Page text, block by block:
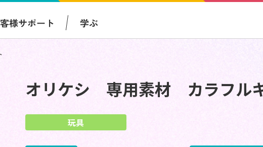
様サポート 学ぶ
オリケシ 専用素材 カラフル
玩具